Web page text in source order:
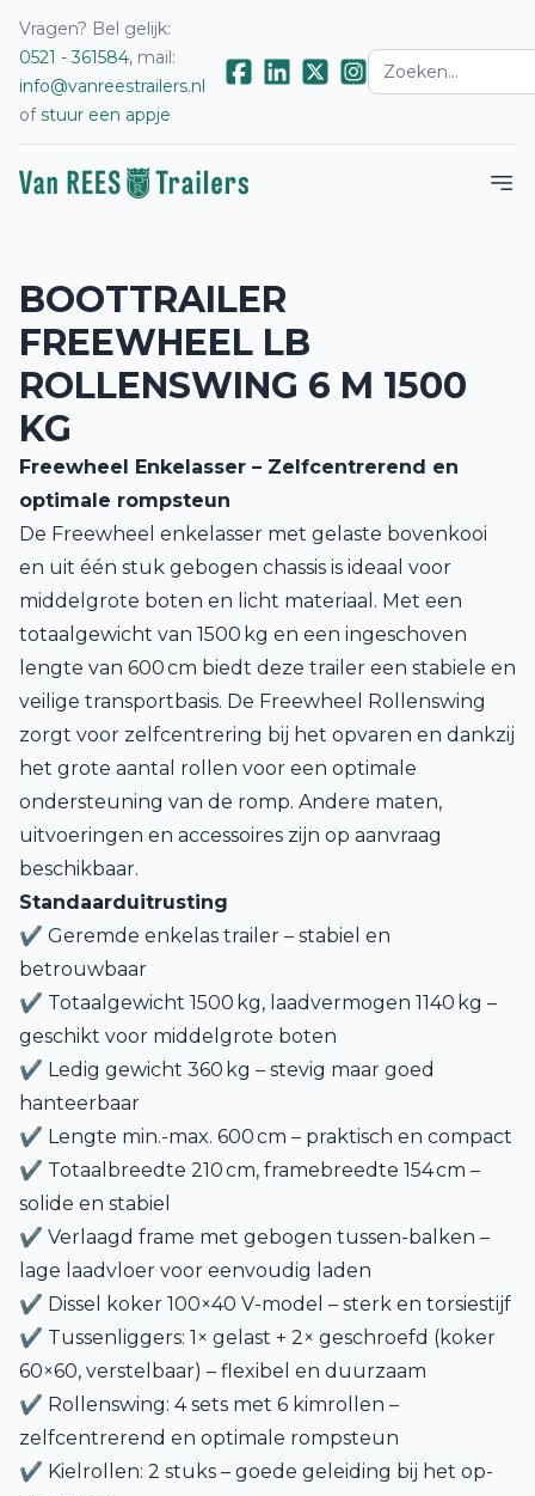
Vragen? Bel gelijk:
0521 - 361584, mail:
info@vanreestrailers.nl
ofstuur een appje
BOOTTRAILER
FREEWHEEL LB
ROLLENSWING 6 M 1500
KG
Freewheel Enkelasser – Zelfcentrerend en
optimale rompsteun
De Freewheel enkelasser met gelaste bovenkooi
en uit één stuk gebogen chassis is ideaal voor
middelgrote boten en licht materiaal. Met een
totaalgewicht van 1500 kg en een ingeschoven
lengte van 600 cm biedt deze trailer een stabiele en
veilige transportbasis. De Freewheel Rollenswing
zorgt voor zelfcentrering bij het opvaren en dankzij
het grote aantal rollen voor een optimale
ondersteuning van de romp. Andere maten,
uitvoeringen en accessoires zijn op aanvraag
beschikbaar.
Standaarduitrusting
✔ Geremde enkelas trailer – stabiel en
betrouwbaar
✔ Totaalgewicht 1500 kg, laadvermogen 1140 kg –
geschikt voor middelgrote boten
✔ Ledig gewicht 360 kg – stevig maar goed
hanteerbaar
✔ Lengte min.-max. 600 cm – praktisch en compact
✔ Totaalbreedte 210 cm, framebreedte 154 cm –
solide en stabiel
✔ Verlaagd frame met gebogen tussen-balken –
lage laadvloer voor eenvoudig laden
✔ Dissel koker 100×40 V-model – sterk en torsiestijf
✔ Tussenliggers: 1× gelast + 2× geschroefd (koker
60×60, verstelbaar) – flexibel en duurzaam
✔ Rollenswing: 4 sets met 6 kimrollen –
zelfcentrerend en optimale rompsteun
✔ Kielrollen: 2 stuks – goede geleiding bij het op-